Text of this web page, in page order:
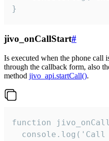
}
jivo_onCallStart#
Is executed when the phone call
through the callback form, also
method jivo_api.startCall().
function
console.log('Call